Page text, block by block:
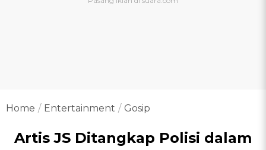
Home Entertainment Gosip
Artis JS Ditangkap Polisi dalam